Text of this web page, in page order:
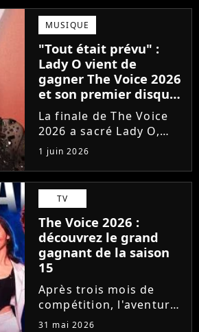
MUSIQUE
"Tout était prévu" :
Lady O vient de
gagner The Voice 2026
et son premier disque
est déjà disponible
La finale de The Voice
2026 a sacré Lady O,
talent de Florent Pagny
qui s'est imposée dans
le coeur du public grâce
à son timbre envoûtant.
À seulement 18 ans, la
jeune artiste suisse...
1 juin 2026
TV
The Voice 2026 :
découvrez le grand
gagnant de la saison
15
Après trois mois de
compétition, l'aventure
The Voice 2026 a pris
31 mai 2026